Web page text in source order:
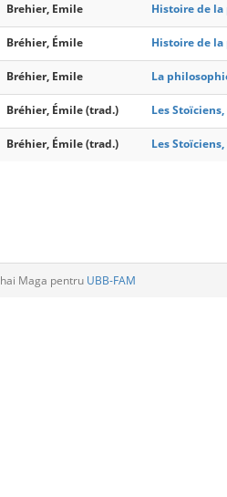
Brehier, Emile Histoire de
Bréhier, Émile Histoire de
Bréhier, Emile La
Bréhier, Émile (trad.) Les Stoïciens,
Bréhier, Émile (trad.) Les
Maga pentru UBB-FAM